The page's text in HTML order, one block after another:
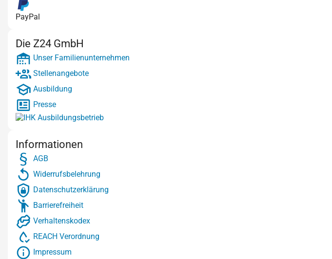
PayPal
Die Z24 GmbH
Unser Familienunternehmen
Stellenangebote
Ausbildung
Presse
Informationen
AGB
Widerrufsbelehrung
Datenschutzerklärung
Barrierefreiheit
Verhaltenskodex
REACH Verordnung
Impressum